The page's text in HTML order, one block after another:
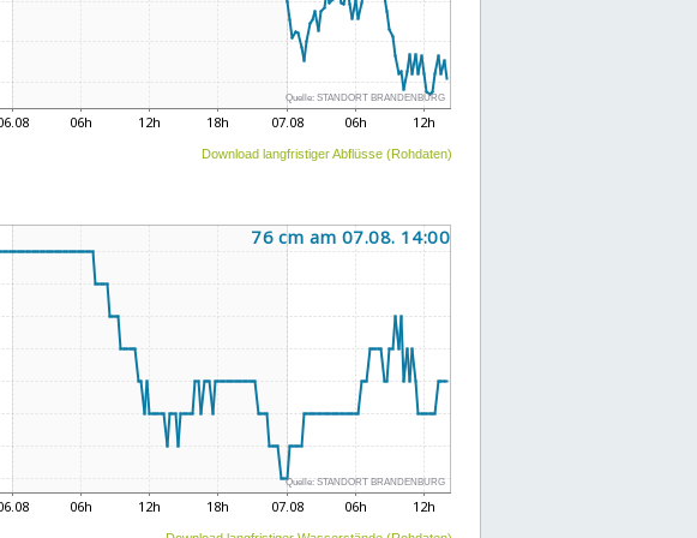
Download langfristiger Abflüsse (Rohdaten)